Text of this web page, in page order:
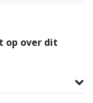
op over dit